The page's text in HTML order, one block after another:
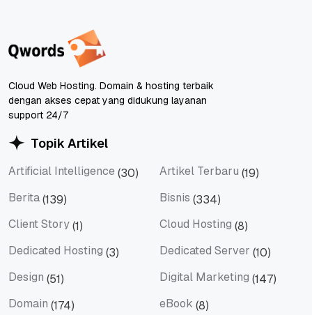
Cloud Web Hosting. Domain & hosting terbaik
dengan akses cepat yang didukung layanan
support 24/7
Topik Artikel
Artificial Intelligence (30) Artikel Terbaru (19)
Berita(139) Bisnis (334)
Client Story(1) Cloud Hosting (8)
Dedicated Hosting (3) Dedicated Server (10)
Design (51) Digital Marketing (147)
Domain (174) eBook (8)